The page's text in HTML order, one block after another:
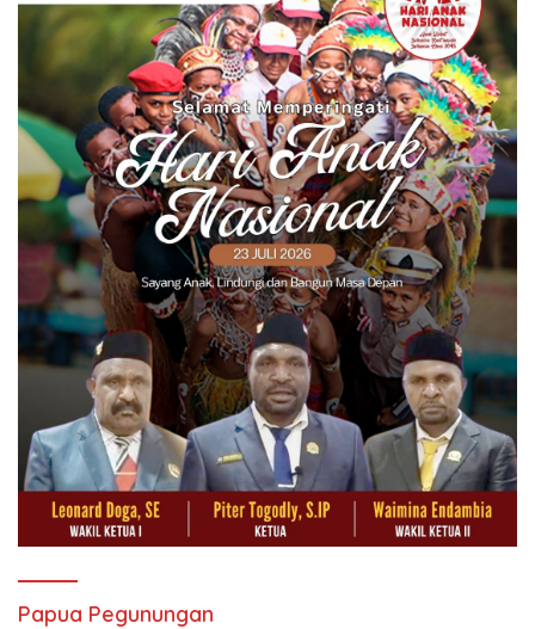
Papua Pegunungan